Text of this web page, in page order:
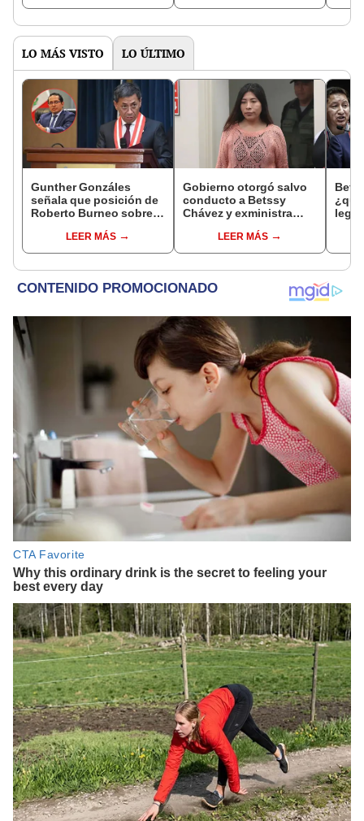
LO MÁS VISTO LO ÚLTIMO
Gunther Gonzáles
señala que posición de
Roberto Burneo sobre
Aliaga no representan al
JNE
LEER MÁS
Gobierno otorgó salvo
conducto a Betssy
Chávez y exministra
madrugadaLEER MÁS